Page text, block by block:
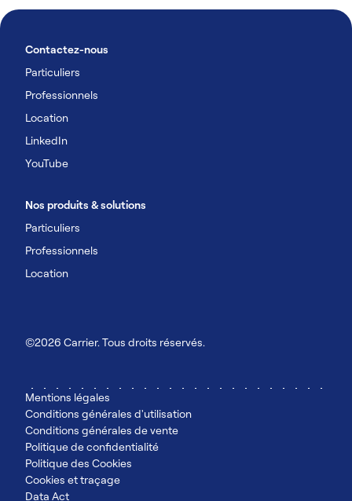
Contactez-nous
Particuliers
Professionnels
Location
LinkedIn
YouTube
Nos produits & solutions
Particuliers
Professionnels
Location
©2026 Carrier. Tous droits réservés.
Mentions légales
Conditions générales d'utilisation
Conditions générales de vente
Politique de confidentialité
Politique des Cookies
Cookies et traçage
Data Act